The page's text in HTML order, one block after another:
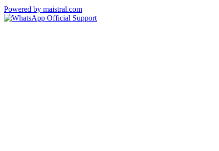
Powered by maistral.com